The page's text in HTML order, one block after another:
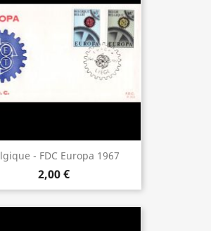
- FDC Europa 1967
2,00 €